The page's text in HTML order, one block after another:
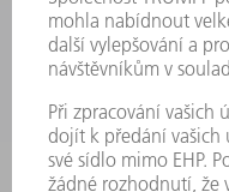
STROJE & SYSTÉMY
LASER
VÝKONOVÁ ELEKTRONIKA
SMART FACTORY
SOFTWARE
SERVIS
POUŽITÍ